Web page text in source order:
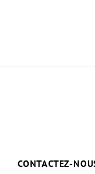
CONTACTEZ-